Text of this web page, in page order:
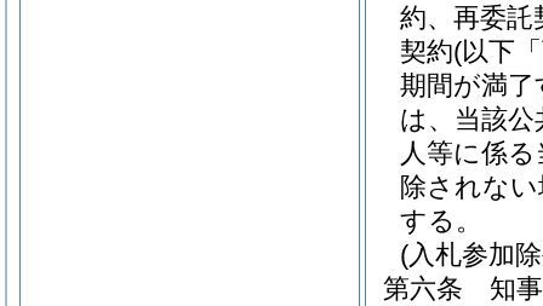
約、再委
契約(以下
期間が満
は、当該
人等に係
除されな
する。
(入札参加
第六条
知